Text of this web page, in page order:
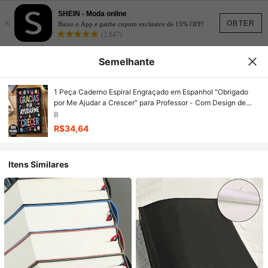
OBTER
×
SHEIN - Moda online
Baixe o App e ganhe cupom exclusivo de 15% OFF!
(2,847)
Semelhante
1 Peça Caderno Espiral Engraçado em Espanhol "Obrigado
por Me Ajudar a Crescer" para Professor - Com Design de
Estrelas Coloridas e Flocos de Neve, Diário de Gratidão,
Adequado para Presente de Formatura, Suprimentos
Escolares Positivos, Volta às Aulas, Notas da Faculdade,
B
R$34,64
Itens Similares